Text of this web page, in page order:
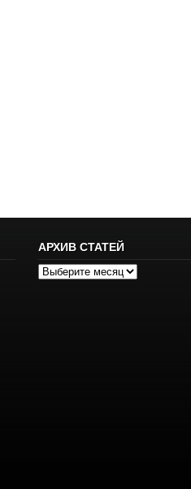
АРХИВ СТАТЕЙ
Архив